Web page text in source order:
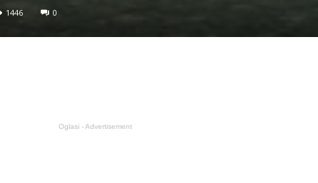
1446 0
Oglasi - Advertisement